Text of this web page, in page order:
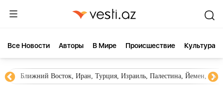
Все Новости Aвторы В Мире Происшествие Культура
Ближний Восток, Иран, Турция, Израиль, Палестина, Йемен,